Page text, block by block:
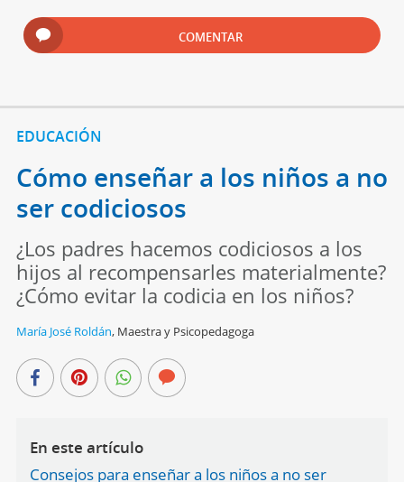
COMENTAR
EDUCACIÓN
Cómo enseñar a los niños a no
ser codiciosos
¿Los padres hacemos codiciosos a los
hijos al recompensarles materialmente?
¿Cómo evitar la codicia en los niños?
María José Roldán, Maestra y Psicopedagoga
En este artículo
Consejos para enseñar a los niños a no ser